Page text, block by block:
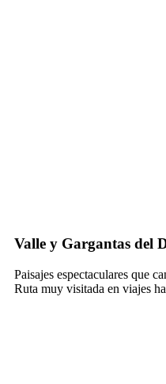
Valle y Gargantas del
Paisajes espectaculares que
Ruta muy visitada en viajes